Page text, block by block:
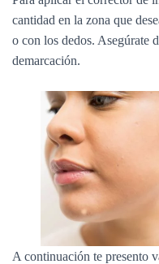
cantidad en la zona que
o con los dedos. Asegúrate
demarcación.
A continuación te presento